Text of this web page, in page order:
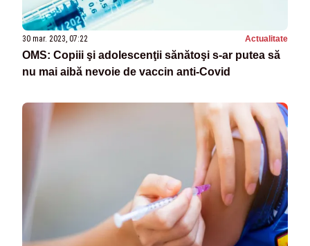
30 mar. 2023, 07:22 Actualitate
OMS: Copiii şi adolescenţii sănătoşi s-ar putea să
nu mai aibă nevoie de vaccin anti-Covid